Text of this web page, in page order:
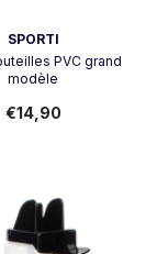
SPORTI
PVC grand
modèle
€14,90